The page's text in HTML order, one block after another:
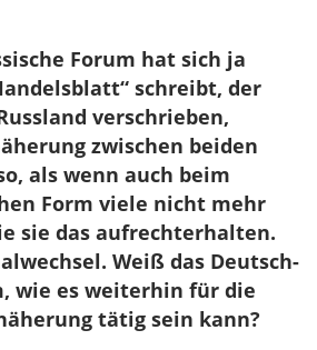
Forum hat sich ja
schreibt, der
verschrieben,
zwischen beiden
als wenn auch beim
Form viele nicht mehr
sie das aufrechterhalten.
Weiß das Deutsch-
wie es weiterhin für die
tätig sein kann?